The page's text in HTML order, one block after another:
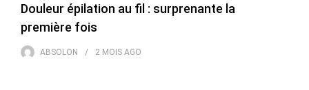
Douleur épilation au fil : surprenante la
première fois
ABSOLON 2 MOIS AGO